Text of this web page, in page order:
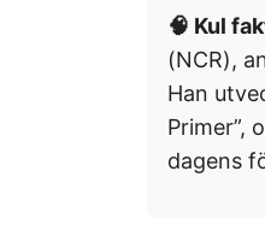
🧠 Kul
(NCR),
Han
Primer”,
dagens